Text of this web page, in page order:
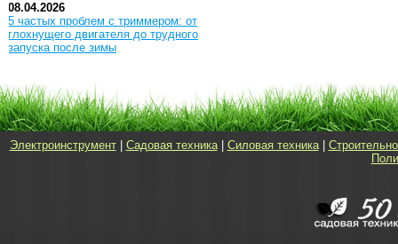
08.04.2026
5 частых проблем с триммером: от
глохнущего двигателя до трудного
запуска после зимы
Электроинструмент| Садовая техника| Силовая техника|